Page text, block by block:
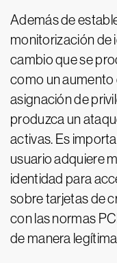
Además de
monitorización de
cambio que se
como un aumento
asignación de
produzca un
activas. Es
usuario adquiere
identidad para
sobre tarjetas de
con las normas
de manera